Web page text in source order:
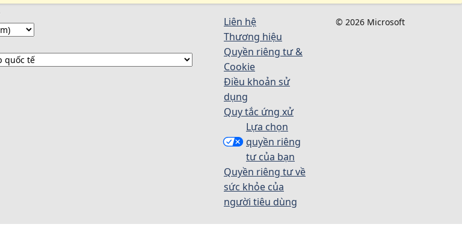
Liên hệ
Thương hiệu
Quyền riêng tư &
Cookie
Điều khoản sử
dụng
Quy tắc ứng xử
Lựa chọn
quyền riêng
tư của bạn
Quyền riêng tư về
sức khỏe của
người tiêu dùng
© 2026 Microsoft